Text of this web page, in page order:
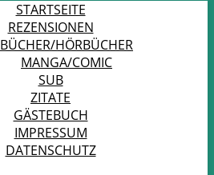
STARTSEITE
REZENSIONEN
BÜCHER/HÖRBÜCHER
MANGA/COMIC
SUB
ZITATE
GÄSTEBUCH
IMPRESSUM
DATENSCHUTZ